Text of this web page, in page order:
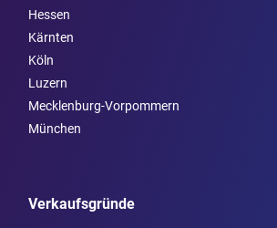
Hessen
Kärnten
Köln
Luzern
Mecklenburg-Vorpommern
München
Verkaufsgründe